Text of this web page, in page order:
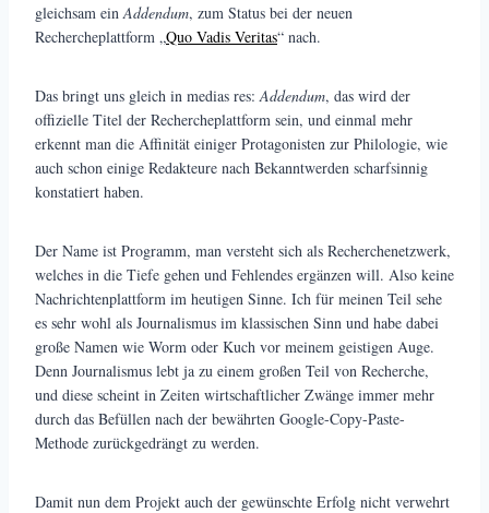
gleichsam einAddendum, zum Status bei der neuen
Rechercheplattform „Quo Vadis Veritas“ nach.
Das bringt uns gleich in medias res:Addendum, das wird der
offizielle Titel der Rechercheplattform sein, und einmal mehr
erkennt man die Affinität einiger Protagonisten zur Philologie, wie
auch schon einige Redakteure nach Bekanntwerden scharfsinnig
konstatiert haben.
Der Name ist Programm, man versteht sich als Recherchenetzwerk,
welches in die Tiefe gehen und Fehlendes ergänzen will. Also keine
Nachrichtenplattform im heutigen Sinne. Ich für meinen Teil sehe
es sehr wohl als Journalismus im klassischen Sinn und habe dabei
große Namen wie Worm oder Kuch vor meinem geistigen Auge.
Denn Journalismus lebt ja zu einem großen Teil von Recherche,
und diese scheint in Zeiten wirtschaftlicher Zwänge immer mehr
durch das Befüllen nach der bewährten Google-Copy-Paste-
Methode zurückgedrängt zu werden.
Damit nun dem Projekt auch der gewünschte Erfolg nicht verwehrt